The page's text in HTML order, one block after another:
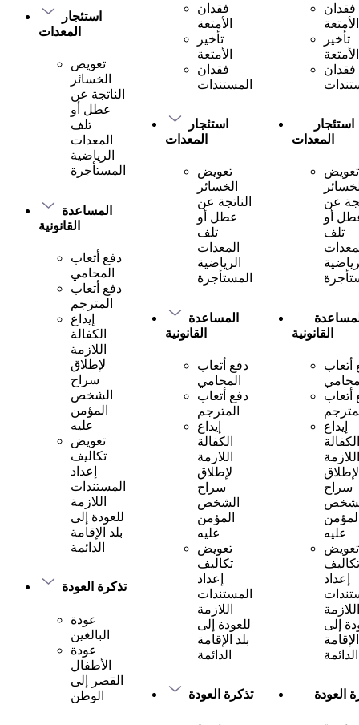
استئجار
المعدات
تعويض
الخسائر
الناتجة عن
عطل أو
تلف
المعدات
الرياضية
المستأجرة
المساعدة
القانونية
دفع أتعاب
المحامي
دفع أتعاب
المترجم
إيداع
الكفالة
اللازمة
لإطلاق
سراح
الشخص
المؤمن
عليه
تعويض
تكاليف
إعداد
المستندات
اللازمة
للعودة إلى
بلد الإقامة
الدائمة
تذكرة العودة
عودة
البالغين
عودة
الأطفال
القصر إلى
الوطن
فقدان
الأمتعة
تأخير
الأمتعة
فقدان
المستندات
استئجار
المعدات
تعويض
الخسائر
الناتجة عن
عطل أو
تلف
المعدات
الرياضية
المستأجرة
المساعدة
القانونية
دفع أتعاب
المحامي
دفع أتعاب
المترجم
إيداع
الكفالة
اللازمة
لإطلاق
سراح
الشخص
المؤمن
عليه
تعويض
تكاليف
إعداد
المستندات
اللازمة
للعودة إلى
بلد الإقامة
الدائمة
تذكرة العودة
فقدان
الأمتعة
تأخير
الأمتعة
فقدان
استئجار
المعدات
تعويض
عن
أو
تلف
القانونية
أتعاب
أتعاب
إيداع
الكفالة
اللازمة
لإطلاق
سراح
عليه
تعويض
تكاليف
إعداد
اللازمة
إلى
الدائمة
العودة